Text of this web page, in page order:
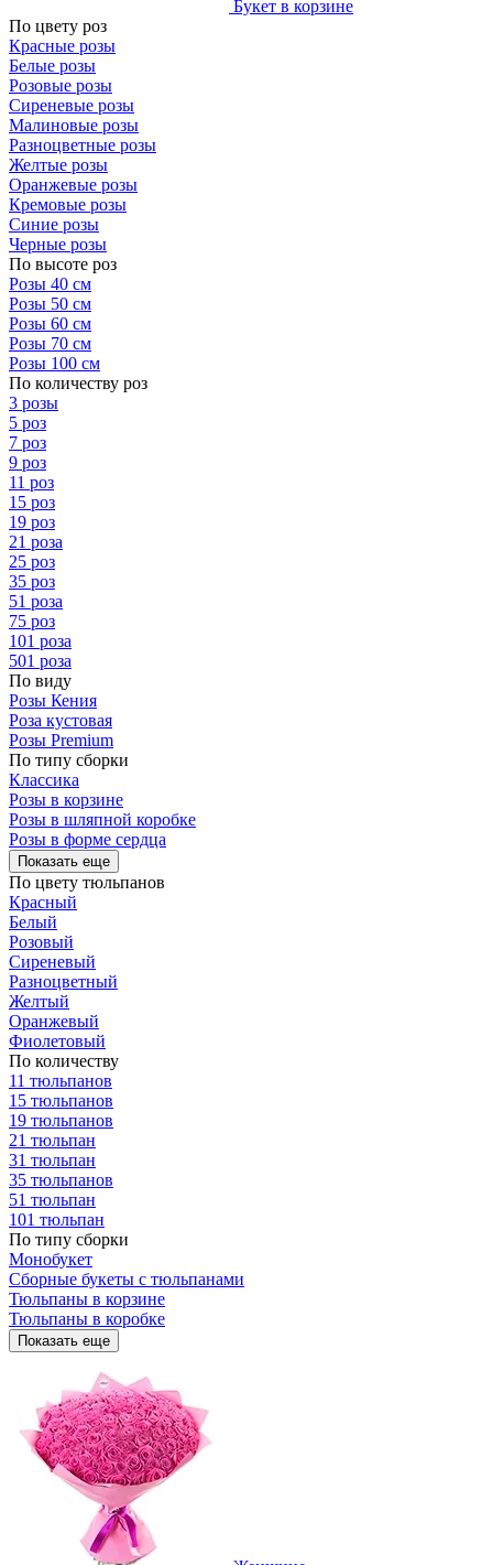
Букет в корзине
По цвету роз
Красные розы
Белые розы
Розовые розы
Сиреневые розы
Малиновые розы
Разноцветные розы
Желтые розы
Оранжевые розы
Кремовые розы
Синие розы
Черные розы
По высоте роз
Розы 40 см
Розы 50 см
Розы 60 см
Розы 70 см
Розы 100 см
По количеству роз
3 розы
5 роз
7 роз
9 роз
11 роз
15 роз
19 роз
21 роза
25 роз
35 роз
51 роза
75 роз
101 роза
501 роза
По виду
Розы Кения
Роза кустовая
Розы Premium
По типу сборки
Классика
Розы в корзине
Розы в шляпной коробке
Розы в форме сердца
Показать еще
По цвету тюльпанов
Красный
Белый
Розовый
Сиреневый
Разноцветный
Желтый
Оранжевый
Фиолетовый
По количеству
11 тюльпанов
15 тюльпанов
19 тюльпанов
21 тюльпан
31 тюльпан
35 тюльпанов
51 тюльпан
101 тюльпан
По типу сборки
Монобукет
Сборные букеты с тюльпанами
Тюльпаны в корзине
Тюльпаны в коробке
Показать еще